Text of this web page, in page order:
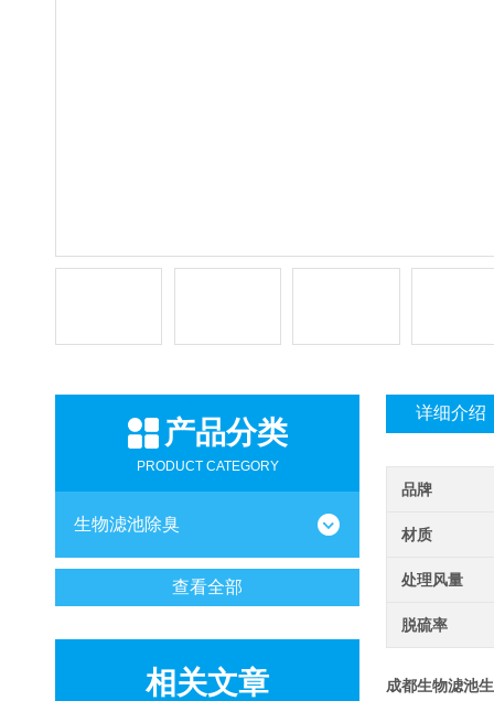
产品分类
PRODUCT CATEGORY
生物滤池除臭
查看全部
相关文章
详细介绍
品牌
材质
处理风量
脱硫率
成都生物滤池